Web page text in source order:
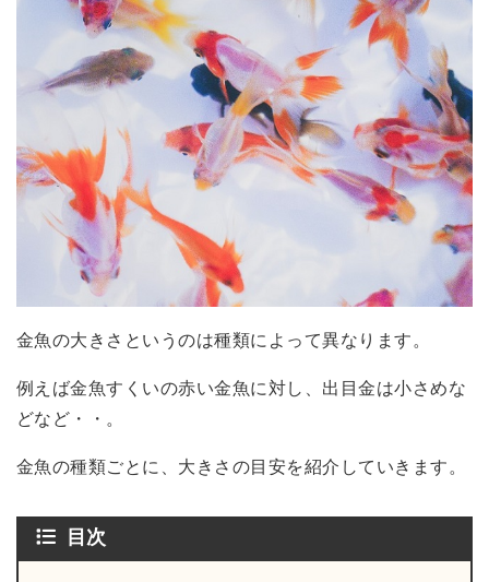
金魚の大きさというのは種類によって異なります。
例えば金魚すくいの赤い金魚に対し、出目金は小さめな
どなど・・。
金魚の種類ごとに、大きさの目安を紹介していきます。
目次